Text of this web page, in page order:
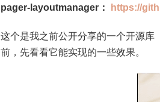
pager-layoutmanager： https://
这个是我之前公开分享的一个开源库
前，先看看它能实现的一些效果。